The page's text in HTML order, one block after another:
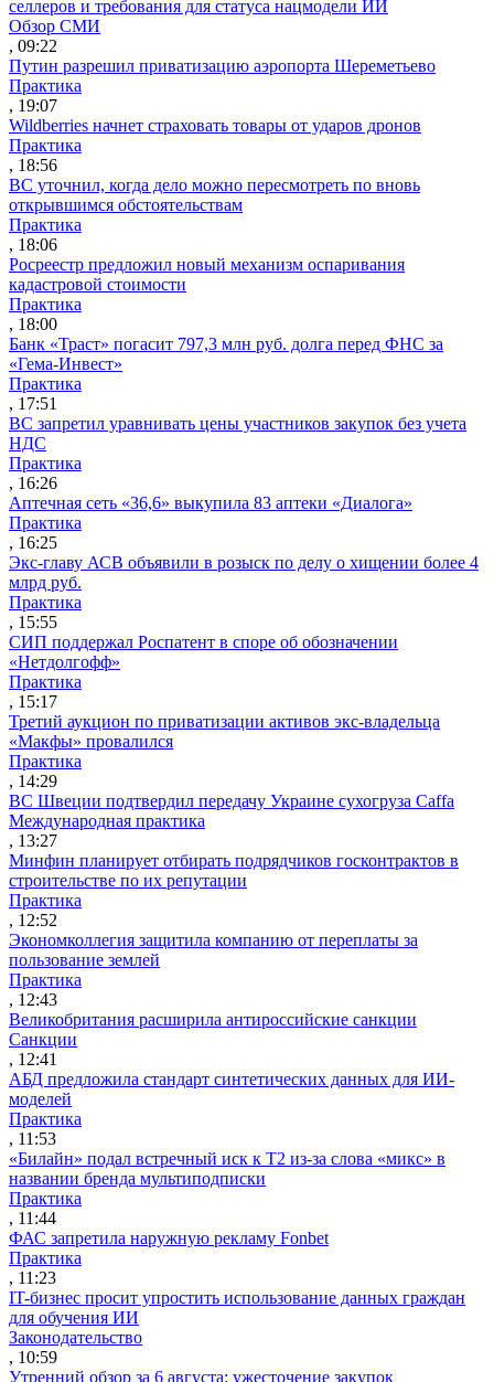
селлеров и требования для статуса нацмодели ИИ
Обзор СМИ
, 09:22
Путин разрешил приватизацию аэропорта Шереметьево
Практика
, 19:07
Wildberries начнет страховать товары от ударов дронов
Практика
, 18:56
ВС уточнил, когда дело можно пересмотреть по вновь
открывшимся обстоятельствам
Практика
, 18:06
Росреестр предложил новый механизм оспаривания
кадастровой стоимости
Практика
, 18:00
Банк «Траст» погасит 797,3 млн руб. долга перед ФНС за
«Гема-Инвест»
Практика
, 17:51
ВС запретил уравнивать цены участников закупок без учета
НДС
Практика
, 16:26
Аптечная сеть «36,6» выкупила 83 аптеки «Диалога»
Практика
, 16:25
Экс-главу АСВ объявили в розыск по делу о хищении более 4
млрд руб.
Практика
, 15:55
СИП поддержал Роспатент в споре об обозначении
«Нетдолгофф»
Практика
, 15:17
Третий аукцион по приватизации активов экс-владельца
«Макфы» провалился
Практика
, 14:29
ВС Швеции подтвердил передачу Украине сухогруза Caffa
Международная практика
, 13:27
Минфин планирует отбирать подрядчиков госконтрактов в
строительстве по их репутации
Практика
, 12:52
Экономколлегия защитила компанию от переплаты за
пользование землей
Практика
, 12:43
Великобритания расширила антироссийские санкции
Санкции
, 12:41
АБД предложила стандарт синтетических данных для ИИ-
моделей
Практика
, 11:53
«Билайн» подал встречный иск к Т2 из-за слова «микс» в
названии бренда мультиподписки
Практика
, 11:44
ФАС запретила наружную рекламу Fonbet
Практика
, 11:23
IT-бизнес просит упростить использование данных граждан
для обучения ИИ
Законодательство
, 10:59
Утренний обзор за 6 августа: ужесточение закупок